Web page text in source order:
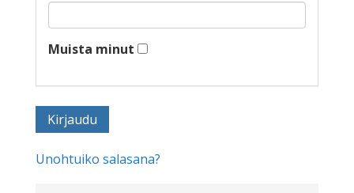
Muista minut
Unohtuiko salasana?